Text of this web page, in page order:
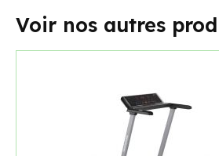
Voir nos autres